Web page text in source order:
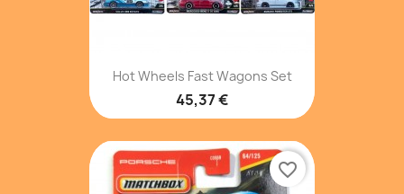
Hot Wheels Fast Wagons Set
45,37 €
favorite_border